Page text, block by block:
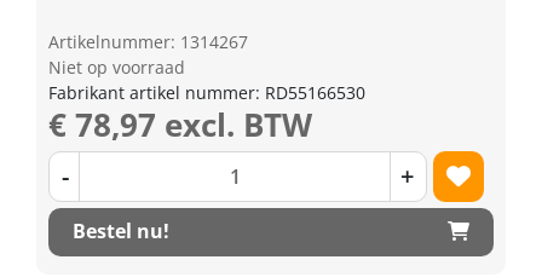
Artikelnummer: 1314267
Niet op voorraad
Fabrikant artikel nummer: RD55166530
€ 78,97 excl. BTW
- +
Bestel nu!